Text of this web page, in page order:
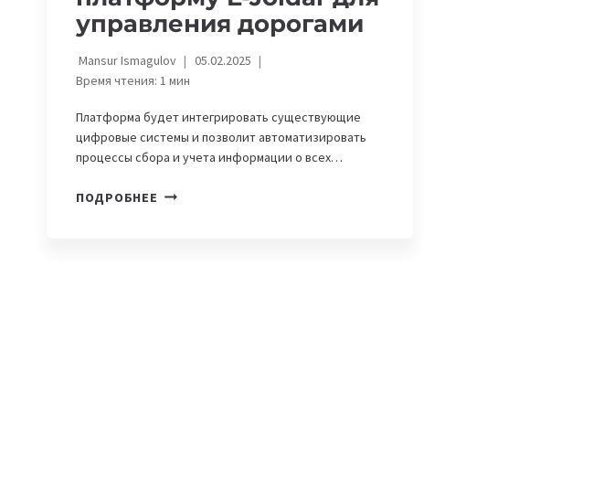
управления дорогами
Mansur Ismagulov
05.02.2025
Время чтения: 1 мин
Платформа будет интегрировать существующие
цифровые системы и позволит автоматизировать
процессы сбора и учета информации о всех…
ПОДРОБНЕЕ В